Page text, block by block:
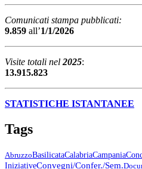
Comunicati stampa pubblicati:
9.859 all’1/1/2026
Visite totali nel 2025:
13.915.823
STATISTICHE ISTANTANEE
Tags
AbruzzoBasilicataCalabriaCampania
IniziativeConvegni/Confer./Sem.